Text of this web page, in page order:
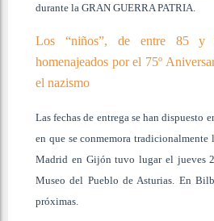
durante la GRAN GUERRA PATRIA.
Los “niños”, de entre 85 y
homenajeados por el 75º
el nazismo
Las fechas de entrega se han dispuesto
en que se conmemora
Madrid en Gijón tuvo lugar el jueves
Museo del Pueblo de Asturias. En
próximas.